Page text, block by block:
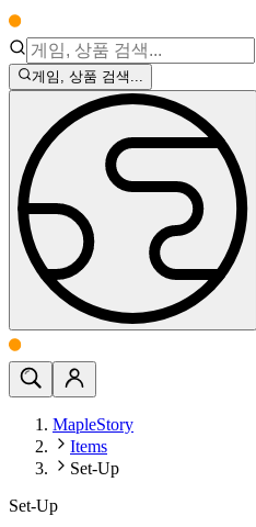
게임, 상품 검색...
MapleStory
Items
Set-Up
Set-Up